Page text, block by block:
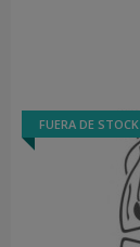
FUERA DE STOCK